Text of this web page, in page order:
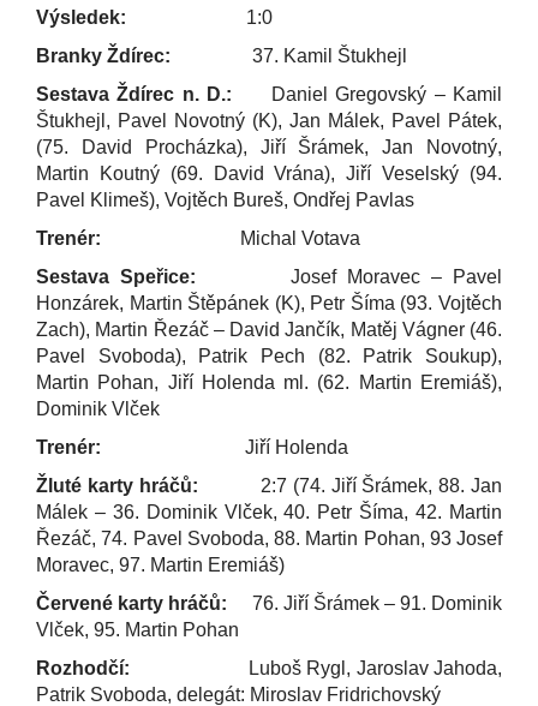
Výsledek: 1:0
Branky Ždírec: 37. Kamil Štukhejl
Sestava Ždírec n. D.: Daniel Gregovský – Kamil
Štukhejl, Pavel Novotný (K), Jan Málek, Pavel Pátek,
(75. David Procházka), Jiří Šrámek, Jan Novotný,
Martin Koutný (69. David Vrána), Jiří Veselský (94.
Pavel Klimeš), Vojtěch Bureš, Ondřej Pavlas
Trenér: Michal Votava
Sestava Speřice: Josef Moravec – Pavel
Honzárek, Martin Štěpánek (K), Petr Šíma (93. Vojtěch
Zach), Martin Řezáč – David Jančík, Matěj Vágner (46.
Pavel Svoboda), Patrik Pech (82. Patrik Soukup),
Martin Pohan, Jiří Holenda ml. (62. Martin Eremiáš),
Dominik Vlček
Trenér: Jiří Holenda
Žluté karty hráčů: 2:7 (74. Jiří Šrámek, 88. Jan
Málek – 36. Dominik Vlček, 40. Petr Šíma, 42. Martin
Řezáč, 74. Pavel Svoboda, 88. Martin Pohan, 93 Josef
Moravec, 97. Martin Eremiáš)
Červené karty hráčů: 76. Jiří Šrámek – 91. Dominik
Vlček, 95. Martin Pohan
Rozhodčí: Luboš Rygl, Jaroslav Jahoda,
Patrik Svoboda, delegát: Miroslav Fridrichovský